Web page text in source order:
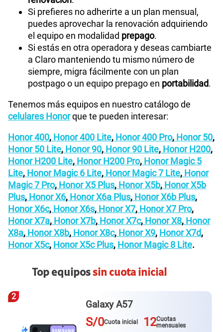
Si prefieres no adherirte a un plan mensual,
puedes aprovechar la renovación adquiriendo
el equipo en modalidad prepago.
Si estás en otra operadora y deseas cambiarte
a Claro manteniendo tu mismo número de
siempre, migra fácilmente con un plan
postpago o un equipo prepago en portabilidad.
Tenemos más equipos en nuestro catálogo de
celulares Honorque te pueden interesar:
Honor 400, Honor 400 Lite, Honor 400 Pro, Honor 50,
Honor 50 Lite, Honor 90, Honor 90 Lite, Honor H200,
Honor H200 Lite, Honor H200 Pro, Honor Magic 5
Lite, Honor Magic 6 Lite, Honor Magic 7 Lite, Honor
Magic 7 Pro, Honor X5 Plus, Honor X5b, Honor X5b
Plus, Honor X6, Honor X6a Plus, Honor X6b Plus,
Honor X6c, Honor X6s, Honor X7, Honor X7 Pro,
Honor X7a, Honor X7b, Honor X7c, Honor X8, Honor
X8a, Honor X8b, Honor X8c, Honor X9, Honor X7d,
Honor X5c, Honor X5c Plus, Honor Magic 8 Lite.
Top equipossin cuota inicial
3
Redmi Note 15 pro plus
S/0Cuota inicial 12Cuotas
mensuales